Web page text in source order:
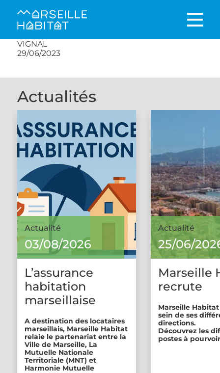
VIGNAL
29/06/2023
Actualités
Actualité
03/08/2026
L’assurance
habitation
marseillaise
A destination des locataires
marseillais, Marseille Habitat
relaie le partenariat entre la
Ville de Marseille, La
Mutuelle Nationale
Territoriale (MNT) et
Harmonie Mutuelle
Actualité
25/06/
Marseille
recrute
Marseille
sein de ses
directions.
Découvrez les
postes à